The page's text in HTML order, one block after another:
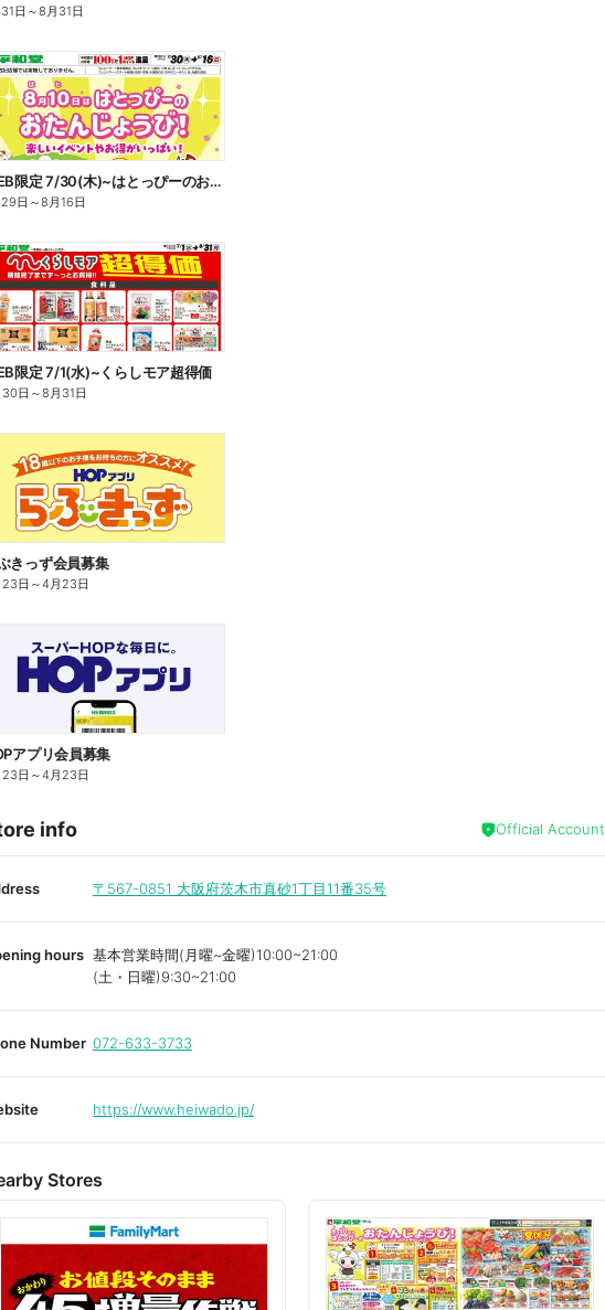
日 ～8月31日
WEB限定 7/30(木)~はとっぴーのおたんじょうび
日 ～8月16日
限定 7/1(水)~くらしモア超得価
日 ～8月31日
きっず会員募集
日 ～4月23日
アプリ会員募集
日 ～4月23日
info Official Account
〒567-0851 大阪府茨木市真砂1丁目11番35号
hours 基本営業時間(月曜~金曜)10:00~21:00
(土・日曜)9:30~21:00
Number 072-633-3733
https://www.heiwado.jp/
Stores